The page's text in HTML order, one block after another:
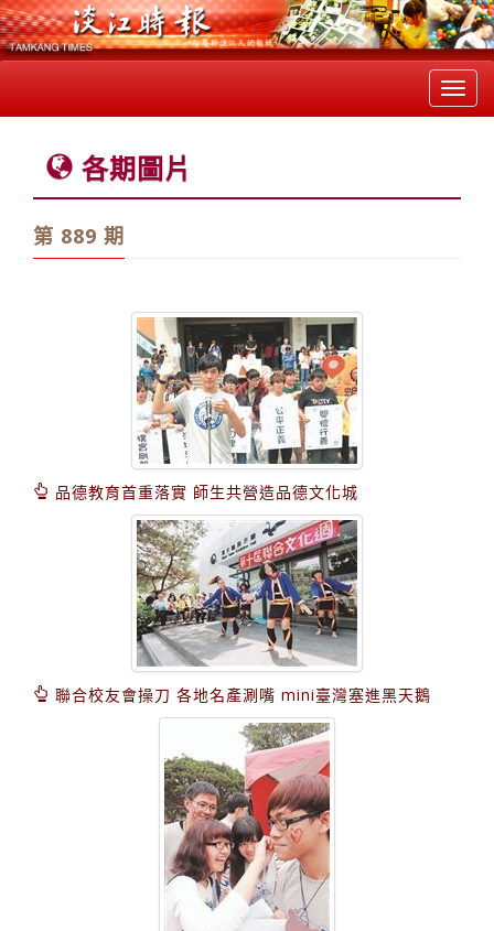
各期圖片
第 889 期
品德教育首重落實 師生共營造品德文化城
聯合校友會操刀 各地名產涮嘴 mini臺灣塞進黑天鵝